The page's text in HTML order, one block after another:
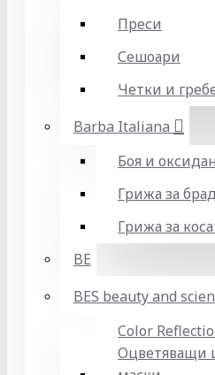
Преси
Сешоари
Четки и
Barba Italiana
Боя и
Грижа за
Грижа за
BE
BES beauty and
Color
Оцветяващи